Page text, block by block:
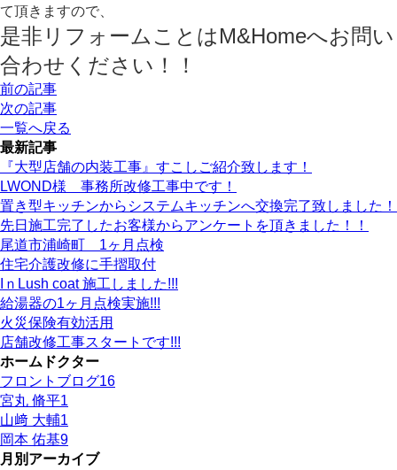
て頂きますので、
是非リフォームことはM&Homeへお問い
合わせください！！
前の記事
次の記事
一覧へ戻る
最新記事
『大型店舗の内装工事』すこしご紹介致します！
LWOND様 事務所改修工事中です！
置き型キッチンからシステムキッチンへ交換完了致しました！
先日施工完了したお客様からアンケートを頂きました！！
尾道市浦崎町 1ヶ月点検
住宅介護改修に手摺取付
IｎLush coat 施工しました!!!
給湯器の1ヶ月点検実施!!!
火災保険有効活用
店舗改修工事スタートです!!!
ホームドクター
フロントブログ16
宮丸 脩平1
山﨑 大輔1
岡本 佑基9
月別アーカイブ